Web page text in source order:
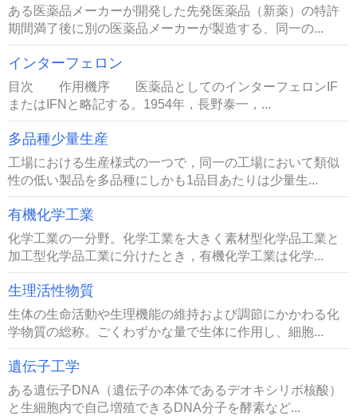
ある医薬品メーカーが開発した先発医薬品（新薬）の特許
期間満了後に別の医薬品メーカーが製造する、同一の...
インターフェロン
目次 作用機序 医薬品としてのインターフェロンIF
またはIFNと略記する。1954年，長野泰一，...
多品種少量生産
工場における生産様式の一つで，同一の工場において類似
性の低い製品を多品種にしかも1品目あたりは少量生...
有機化学工業
化学工業の一分野。化学工業を大きく素材型化学品工業と
加工型化学品工業に分けたとき，有機化学工業は化学...
生理活性物質
生体の生命活動や生理機能の維持および調節にかかわる化
学物質の総称。ごくわずかな量で生体に作用し、細胞...
遺伝子工学
ある遺伝子DNA（遺伝子の本体であるデオキシリボ核酸）
と生細胞内で自己増殖できるDNA分子を酵素など...